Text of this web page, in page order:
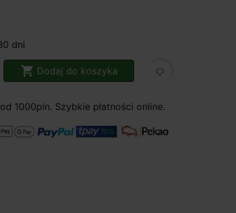
dni
 Dodaj do koszyka favorite_border
1000pln. Szybkie płatności online.